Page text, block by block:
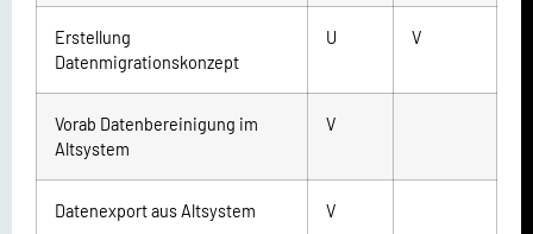
Erstellung
Datenmigrationskonzept
U V
Vorab Datenbereinigung im
Altsystem
V
Datenexport aus Altsystem V